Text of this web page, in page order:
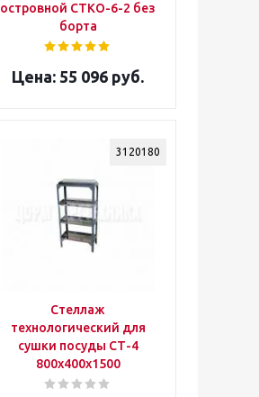
островной СТКО-6-2 без
борта
55 096 руб.
3120180
Стеллаж
технологический для
сушки посуды СТ-4
800х400х1500